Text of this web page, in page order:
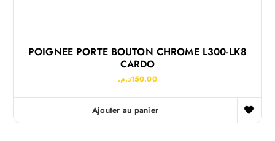
POIGNEE PORTE BOUTON CHROME L300-LK8
CARDO
150.00د.م.
Ajouter au panier